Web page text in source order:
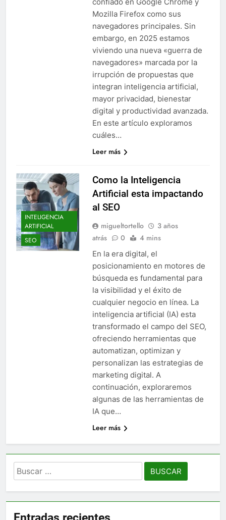
Mozilla Firefox como sus
navegadores principales. Sin
embargo, en 2025 estamos
viviendo una nueva «guerra de
navegadores» marcada por la
irrupción de propuestas que
integran inteligencia artificial,
mayor privacidad, bienestar
digital y productividad avanzada.
En este artículo exploramos
cuáles…
Leer más
INTELIGENCIA
ARTIFICIAL
SEO
Como la Inteligencia
Artificial esta impactando
al SEO
migueltortello
3 años
atrás
0 4 mins
En la era digital, el
posicionamiento en motores de
búsqueda es fundamental para
la visibilidad y el éxito de
cualquier negocio en línea. La
inteligencia artificial (IA) esta
transformado el campo del SEO,
ofreciendo herramientas que
automatizan, optimizan y
personalizan las estrategias de
marketing digital. A
continuación, exploraremos
algunas de las herramientas de
IA que…
Leer más
Buscar: